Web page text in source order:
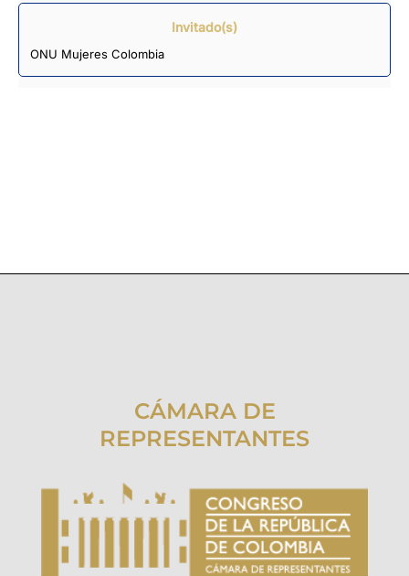
Invitado(s)
ONU Mujeres Colombia
CÁMARA DE
REPRESENTANTES